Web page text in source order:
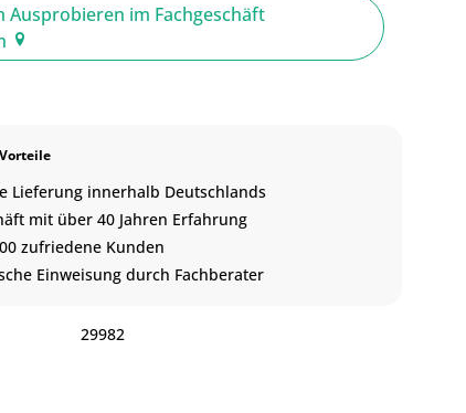
Ausprobieren im Fachgeschäft
Lieferung innerhalb Deutschlands
mit über 40 Jahren Erfahrung
zufriedene Kunden
Einweisung durch Fachberater
29982